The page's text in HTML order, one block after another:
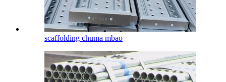
scaffolding chuma mbao